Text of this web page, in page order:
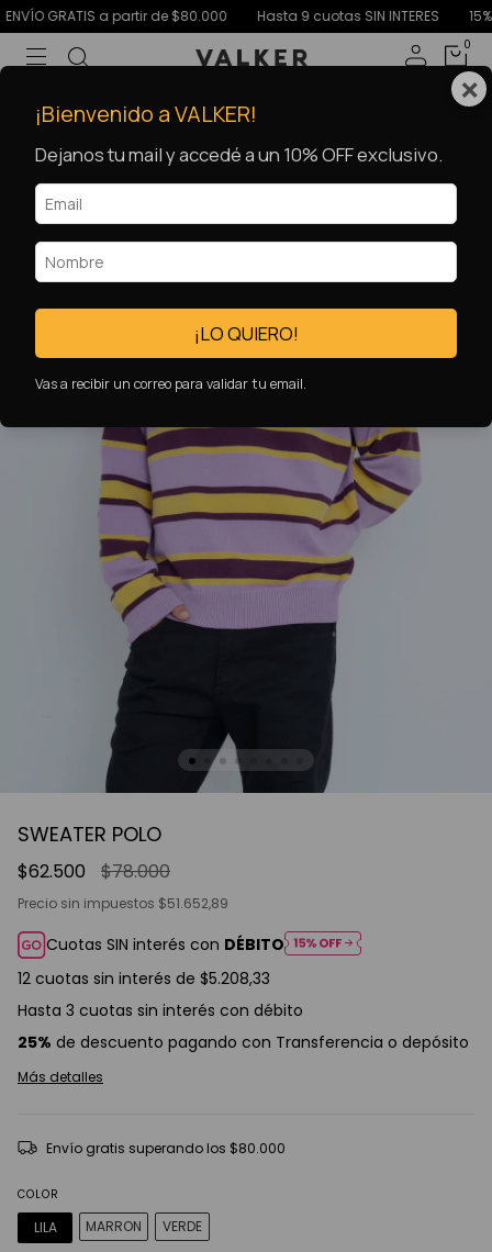
GRATIS a partir de $80.000 Hasta 9 cuotas SIN INTERES 15%
0
%OFF
SWEATER POLO
$62.500 $78.000
Precio sin impuestos $51.652,89
Cuotas SIN interés con DÉBITO
12 cuotas sin interés de $5.208,33
Hasta 3 cuotas sin interés con débito
25% de descuento pagando con Transferencia o depósito
Más detalles
Envío gratis superando los $80.000
COLOR
LILA MARRON VERDE
×
¡Bienvenido a VALKER!
Dejanos tu mail y accedé a un 10% OFF exclusivo.
¡LO QUIERO!
Vas a recibir un correo para validar tu email.